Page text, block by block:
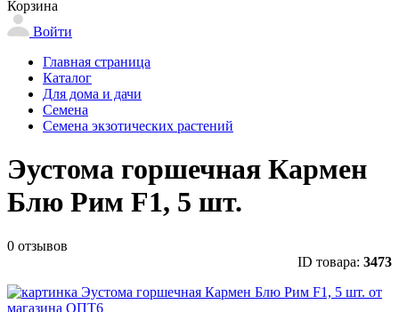
Корзина
Войти
Главная страница
Каталог
Для дома и дачи
Семена
Семена экзотических растений
Эустома горшечная Кармен
Блю Рим F1, 5 шт.
0 отзывов
ID товара: 3473